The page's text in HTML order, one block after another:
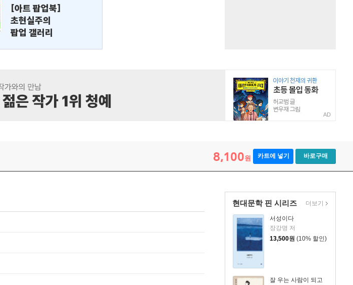
[아트 팝업북]
초현실주의
팝업 갤러리
AD
8,100원 카트에 넣기 바로구매
현대문학 핀 시리즈
서성이다
장강명 저
13,500원 (10% 할인)
잘 우는 사람이 되고
더보기